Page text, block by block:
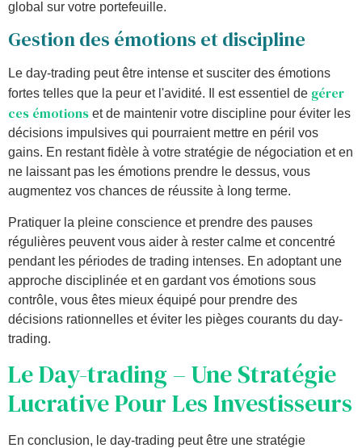
global sur votre portefeuille.
Gestion des émotions et discipline
Le day-trading peut être intense et susciter des émotions
fortes telles que la peur et l'avidité. Il est essentiel de gérer
ces émotions et de maintenir votre discipline pour éviter les
décisions impulsives qui pourraient mettre en péril vos
gains. En restant fidèle à votre stratégie de négociation et en
ne laissant pas les émotions prendre le dessus, vous
augmentez vos chances de réussite à long terme.
Pratiquer la pleine conscience et prendre des pauses
régulières peuvent vous aider à rester calme et concentré
pendant les périodes de trading intenses. En adoptant une
approche disciplinée et en gardant vos émotions sous
contrôle, vous êtes mieux équipé pour prendre des
décisions rationnelles et éviter les pièges courants du day-
trading.
Le Day-trading – Une Stratégie
Lucrative Pour Les Investisseurs
En conclusion, le day-trading peut être une stratégie